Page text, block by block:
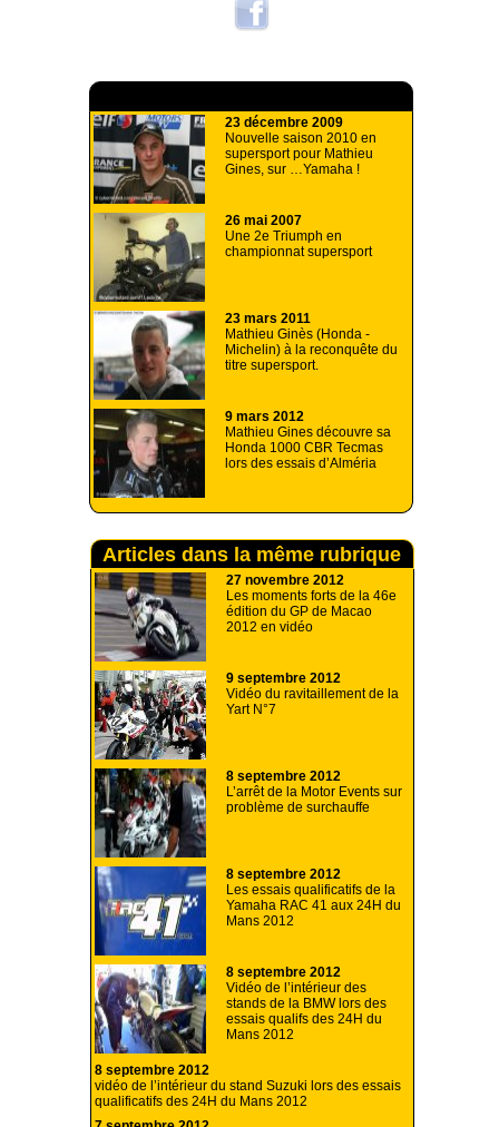
23 décembre 2009
Nouvelle saison 2010 en
supersport pour Mathieu
Gines, sur …Yamaha !
26 mai 2007
Une 2e Triumph en
championnat supersport
23 mars 2011
Mathieu Ginès (Honda -
Michelin) à la reconquête du
titre supersport.
9 mars 2012
Mathieu Gines découvre sa
Honda 1000 CBR Tecmas
lors des essais d’Alméria
Articles dans la même rubrique
27 novembre 2012
Les moments forts de la 46e
édition du GP de Macao
2012 en vidéo
9 septembre 2012
Vidéo du ravitaillement de la
Yart N°7
8 septembre 2012
L’arrêt de la Motor Events sur
problème de surchauffe
8 septembre 2012
Les essais qualificatifs de la
Yamaha RAC 41 aux 24H du
Mans 2012
8 septembre 2012
Vidéo de l’intérieur des
stands de la BMW lors des
essais qualifs des 24H du
Mans 2012
8 septembre 2012
vidéo de l’intérieur du stand Suzuki lors des essais
qualificatifs des 24H du Mans 2012